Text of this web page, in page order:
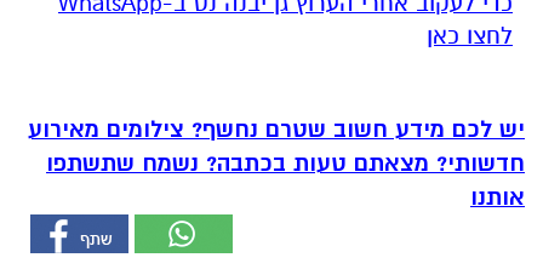
לחצו כאן
יש לכם מידע חשוב שטרם נחשף? צילומים מאירוע
חדשותי? מצאתם טעות בכתבה? נשמח שתשתפו
אותנו